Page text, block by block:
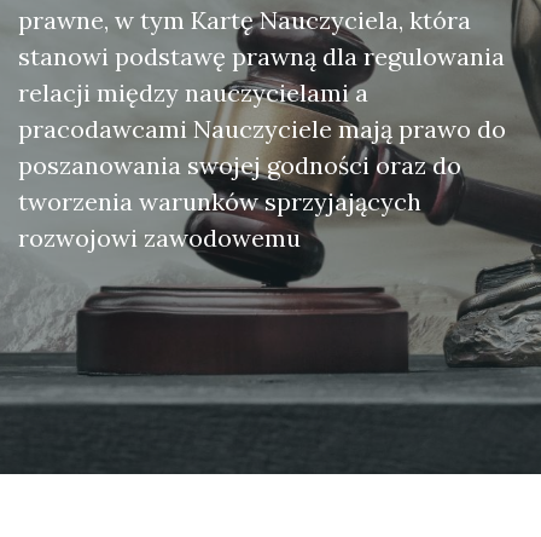
prawne, w tym Kartę Nauczyciela, która
stanowi podstawę prawną dla regulowania
relacji między nauczycielami a
pracodawcami Nauczyciele mają prawo do
poszanowania swojej godności oraz do
tworzenia warunków sprzyjających
rozwojowi zawodowemu